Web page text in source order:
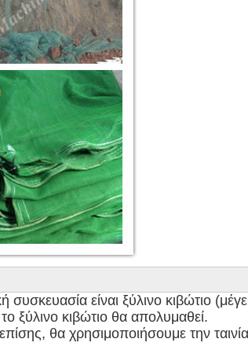
συσκευασία είναι ξύλινο κιβώτιο
ξύλινο κιβώτιο θα απολυμαθεί.
θα χρησιμοποιήσουμε την